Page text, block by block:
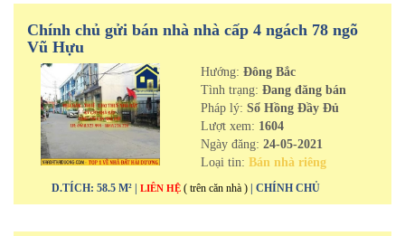
Chính chủ gửi bán nhà nhà cấp 4 ngách 78 ngõ
Vũ Hựu
Hướng: Đông Bắc
Tình trạng: Đang đăng bán
Pháp lý: Sổ Hồng Đầy Đủ
Lượt xem: 1604
Ngày đăng: 24-05-2021
Loại tin: Bán nhà riêng
D.TÍCH: 58.5 M² | LIÊN HỆ ( trên căn nhà ) | CHÍNH CHỦ